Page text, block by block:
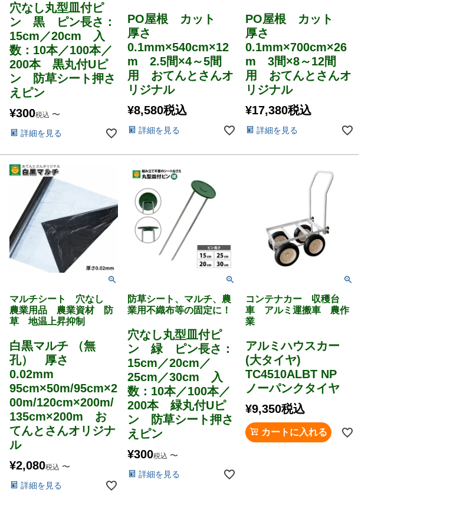
穴なし丸型皿付ピ
ン 黒 ピン長さ：
15cm／20cm 入
数：10本／100本／
200本 黒丸付Uピ
ン 防草シート押さ
えピン
¥300税込 〜
詳細を見る
PO屋根 カット
厚さ
0.1mm×540cm×12
m 2.5間×4～5間
用 おてんとさんオ
リジナル
¥8,580税込
詳細を見る
PO屋根 カット
厚さ
0.1mm×700cm×26
m 3間×8～12間
用 おてんとさんオ
リジナル
¥17,380税込
詳細を見る
マルチシート 穴なし
農業用品 農業資材 防
草 地温上昇抑制
白黒マルチ （無
孔） 厚さ
0.02mm
95cm×50m/95cm×2
00m/120cm×200m/
135cm×200m お
てんとさんオリジナ
ル
¥2,080税込 〜
詳細を見る
防草シート、マルチ、農
業用不織布等の固定に！
穴なし丸型皿付ピ
ン 緑 ピン長さ：
15cm／20cm／
25cm／30cm 入
数：10本／100本／
200本 緑丸付Uピ
ン 防草シート押さ
えピン
¥300税込 〜
詳細を見る
コンテナカー 収穫台
車 アルミ運搬車 農作
業
アルミハウスカー
(大タイヤ)
TC4510ALBT NP
ノーパンクタイヤ
¥9,350税込
カートに入れる